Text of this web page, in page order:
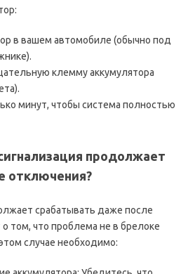
в вашем автомобиле (обычно под
клемму аккумулятора
минут, чтобы система полностью
продолжает
отключения?
срабатывать даже после
том, что проблема не в брелоке
случае необходимо: